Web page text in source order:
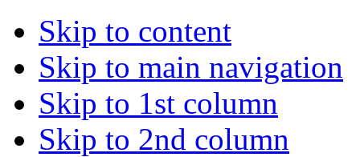
Skip to content
Skip to main navigation
Skip to 1st column
Skip to 2nd column